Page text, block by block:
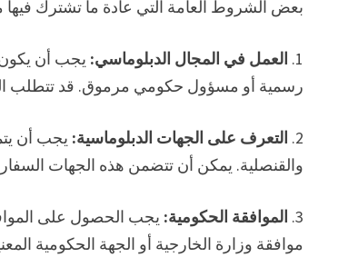
بعض الشروط العامة التي عادة ما تشترك
1. العمل في المجال الدبلوماسي: يجب أن
رسمية أو مسؤول حكومي مرموق. قد تتطلب
2. التعرف على الجهات الدبلوماسية: يجب أن
والقنصلية. يمكن أن تتضمن هذه الجهات
3. الموافقة الحكومية: يجب الحصول على
موافقة وزارة الخارجية أو الجهة الحكومية